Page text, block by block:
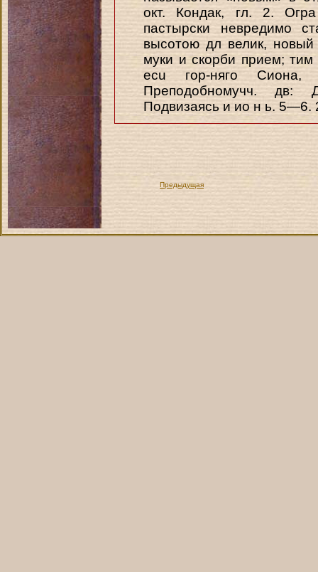
окт. Кондак, гл. 2.
пастырски невредимо
высотою дл велик, новый
муки и скорби прием;
ecu гор-няго
Преподобномучч.
Подвизаясь и ио н ь. 5—6.
Предыдущая